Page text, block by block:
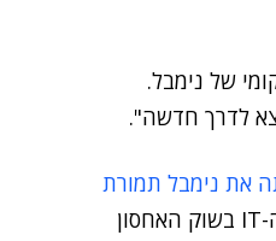
של נימבל.
לדרך חדשה".
את נימבל תמורת
. מטרת הרכישה הייתה להגדיל את נוכחותה של ענקית ה-IT בשוק האחסון